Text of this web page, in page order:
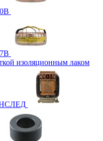
изоляционным лаком